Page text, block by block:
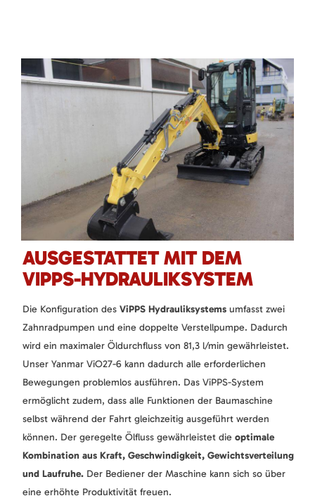
AUSGESTATTET MIT DEM
VIPPS-HYDRAULIKSYSTEM
Die Konfiguration des ViPPS Hydrauliksystems umfasst zwei
Zahnradpumpen und eine doppelte Verstellpumpe. Dadurch
wird ein maximaler Öldurchfluss von 81,3 l/min gewährleistet.
Unser Yanmar ViO27-6 kann dadurch alle erforderlichen
Bewegungen problemlos ausführen. Das ViPPS-System
ermöglicht zudem, dass alle Funktionen der Baumaschine
selbst während der Fahrt gleichzeitig ausgeführt werden
können. Der geregelte Ölfluss gewährleistet die optimale
Kombination aus Kraft, Geschwindigkeit, Gewichtsverteilung
und Laufruhe. Der Bediener der Maschine kann sich so über
eine erhöhte Produktivität freuen.